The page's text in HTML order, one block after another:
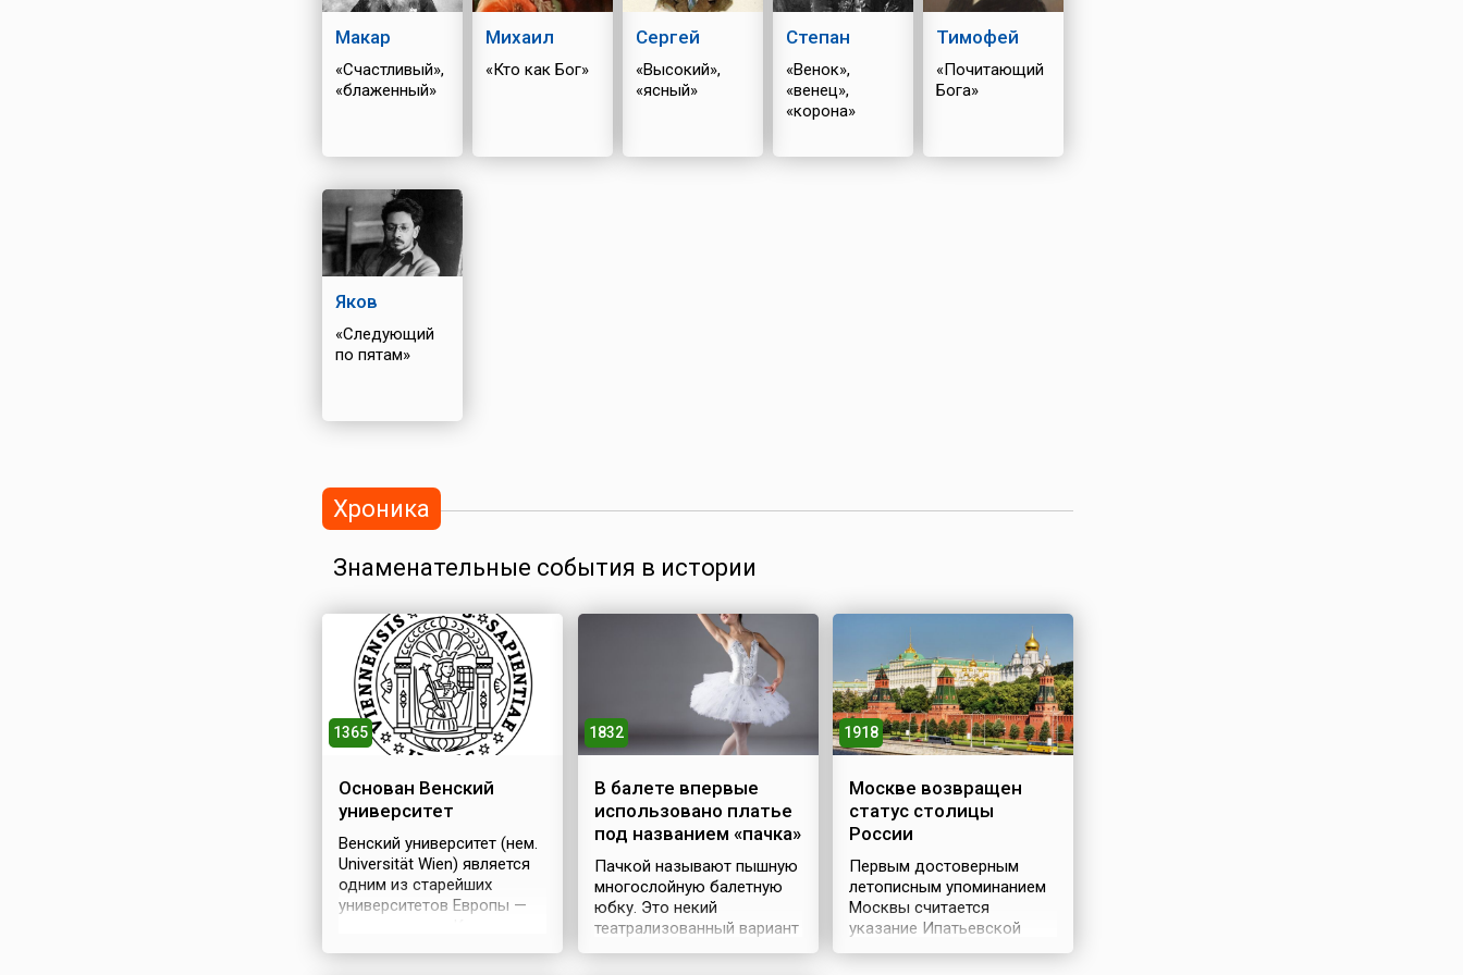
Макар
«Счастливый»,
«блаженный»
Михаил
«Кто как Бог»
Сергей
«Высокий»,
«ясный»
Степан
«Венок»,
«венец»,
«корона»
Тимофей
«Почитающий
Бога»
Яков
«Следующий
по пятам»
Хроника
Знаменательные события в истории
1365
Основан Венский
университет
Венский университет (нем.
Universität Wien) является
одним из старейших
университетов Европы —
1832
В балете впервые
использовано платье
под названием «пачка»
Пачкой называют пышную
многослойную балетную
юбку. Это некий
театрализованный вариант
модного бального платья
1918
Москве возвращен
статус столицы
России
Первым достоверным
летописным упоминанием
Москвы считается
указание Ипатьевской
летописи на (4) 11 апреля